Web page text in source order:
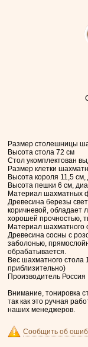
Размер столешницы
Высота стола 72 см
Стол укомплектован
Размер клетки
Высота короля 11,5
Высота пешки 6 см,
Материал шахматных
Древесина березы
коричневой, обладает
хорошей прочностью,
Материал шахматного
Древесина сосны с
заболонью,
обрабатывается.
Вес шахматного стола
приблизительно)
Производитель Россия
Внимание, тонировка
так как это ручная
наших менеджеров.
Сообщить об